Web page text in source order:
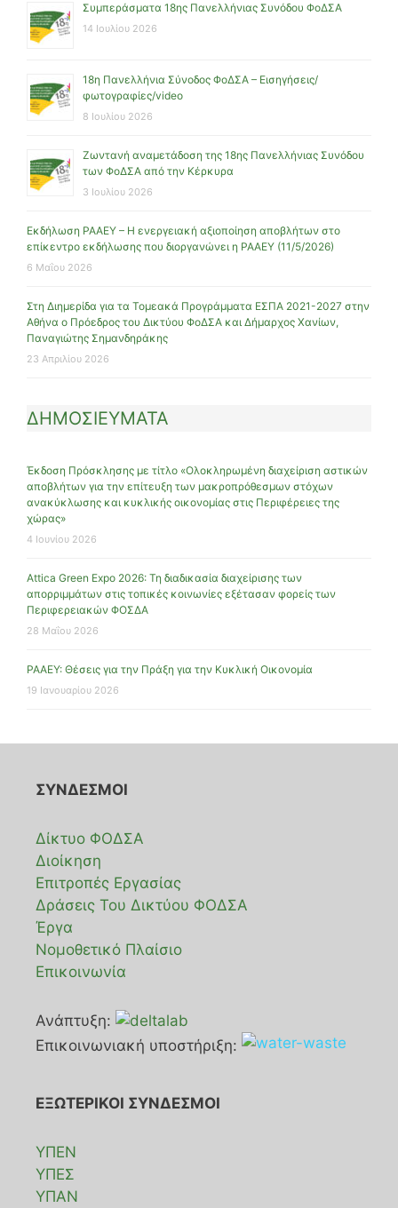
Συμπεράσματα 18ης Πανελλήνιας Συνόδου ΦοΔΣΑ
14 Ιουλίου 2026
18η Πανελλήνια Σύνοδος ΦοΔΣΑ – Εισηγήσεις/
φωτογραφίες/video
8 Ιουλίου 2026
Ζωντανή αναμετάδοση της 18ης Πανελλήνιας Συνόδου
των ΦοΔΣΑ από την Κέρκυρα
3 Ιουλίου 2026
Εκδήλωση ΡΑΑΕΥ – Η ενεργειακή αξιοποίηση αποβλήτων στο
επίκεντρο εκδήλωσης που διοργανώνει η ΡΑΑΕΥ (11/5/2026)
6 Μαΐου 2026
Στη Διημερίδα για τα Τομεακά Προγράμματα ΕΣΠΑ 2021-2027 στην
Αθήνα ο Πρόεδρος του Δικτύου ΦοΔΣΑ και Δήμαρχος Χανίων,
Παναγιώτης Σημανδηράκης
23 Απριλίου 2026
ΔΗΜΟΣΙΕΥΜΑΤΑ
Έκδοση Πρόσκλησης με τίτλο «Ολοκληρωμένη διαχείριση αστικών
αποβλήτων για την επίτευξη των μακροπρόθεσμων στόχων
ανακύκλωσης και κυκλικής οικονομίας στις Περιφέρειες της
χώρας»
4 Ιουνίου 2026
Attica Green Expo 2026: Τη διαδικασία διαχείρισης των
απορριμμάτων στις τοπικές κοινωνίες εξέτασαν φορείς των
Περιφερειακών ΦΟΣΔΑ
28 Μαΐου 2026
ΡΑΑΕΥ: Θέσεις για την Πράξη για την Κυκλική Οικονομία
19 Ιανουαρίου 2026
ΣΥΝΔΕΣΜΟΙ
Δίκτυο ΦΟΔΣΑ
Διοίκηση
Επιτροπές Εργασίας
Δράσεις Του Δικτύου ΦΟΔΣΑ
Έργα
Νομοθετικό Πλαίσιο
Επικοινωνία
Ανάπτυξη:
Επικοινωνιακή υποστήριξη:
ΕΞΩΤΕΡΙΚΟΙ ΣΥΝΔΕΣΜΟΙ
ΥΠΕΝ
ΥΠΕΣ
ΥΠΑΝ